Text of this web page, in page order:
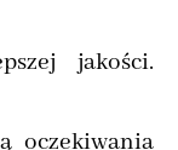
jakości.
oczekiwania